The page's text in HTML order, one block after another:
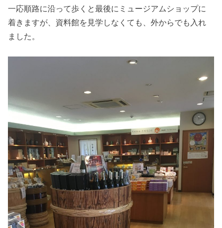
一応順路に沿って歩くと最後にミュージアムショップに
着きますが、資料館を見学しなくても、外からでも入れ
ました。